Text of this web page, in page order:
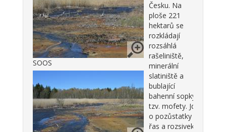
SOOS
Česku. Na
ploše 221
hektarů se
rozkládají
rozsáhlá
rašeliniště,
minerální
slatiniště a
bublající
bahenní sopky,
tzv. mofety. Jde
o pozůstatky
řas a rozsivek,